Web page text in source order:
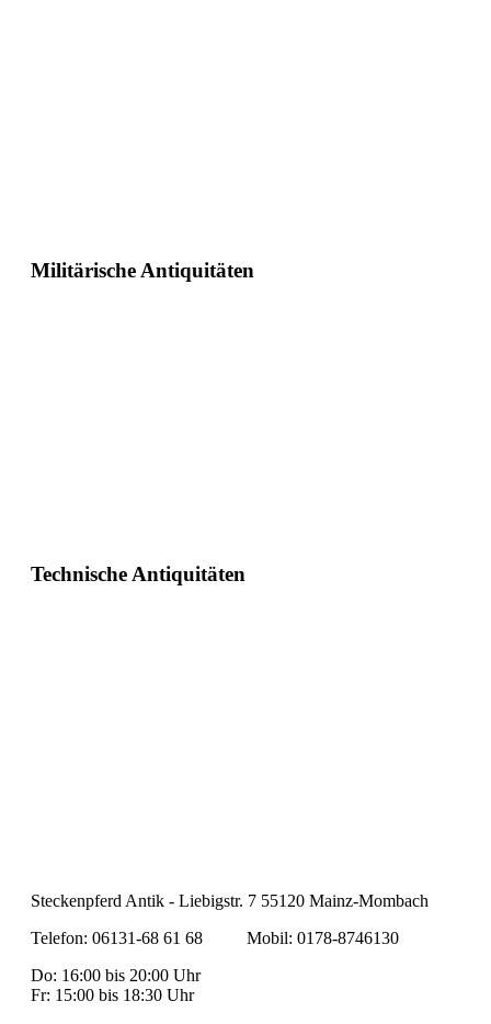
Militärische Antiquitäten
Technische Antiquitäten
Steckenpferd Antik - Liebigstr. 7 55120 Mainz-Mombach
Telefon: 06131-68 61 68 Mobil: 0178-8746130
Do: 16:00 bis 20:00 Uhr
Fr: 15:00 bis 18:30 Uhr